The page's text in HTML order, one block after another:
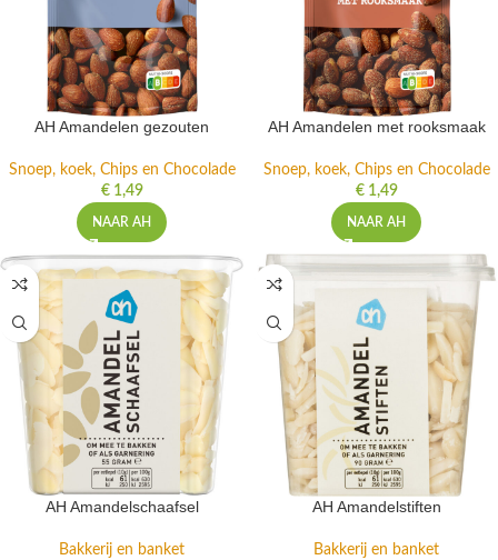
AH Amandelen gezouten
Snoep, koek, Chips en Chocolade
€1,49
NAAR AH
AH Amandelen met rooksmaak
Snoep, koek, Chips en Chocolade
€1,49
NAAR AH
AH Amandelschaafsel
Bakkerij en banket
AH Amandelstiften
Bakkerij en banket